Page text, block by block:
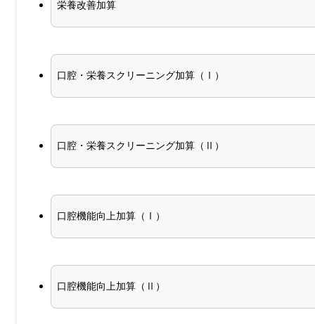
栄養改善加算
口腔・栄養スクリーニング加算（Ⅰ）
口腔・栄養スクリーニング加算（Ⅱ）
口腔機能向上加算（Ⅰ）
口腔機能向上加算（Ⅱ）